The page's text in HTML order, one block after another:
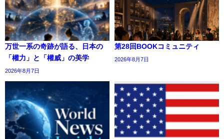
万世一系の奇跡が語る、日本の
「權力」と「權威」の美学
2026年8月7日
第28回BOOKコミュニティ
2026年8月7日